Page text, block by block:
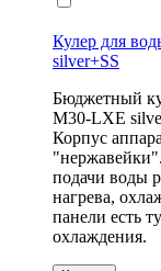
Кулер для
silver+SS
Бюджетный
M30-LXE
Корпус
подачи воды
нагрева,
панели есть
охлаждения.